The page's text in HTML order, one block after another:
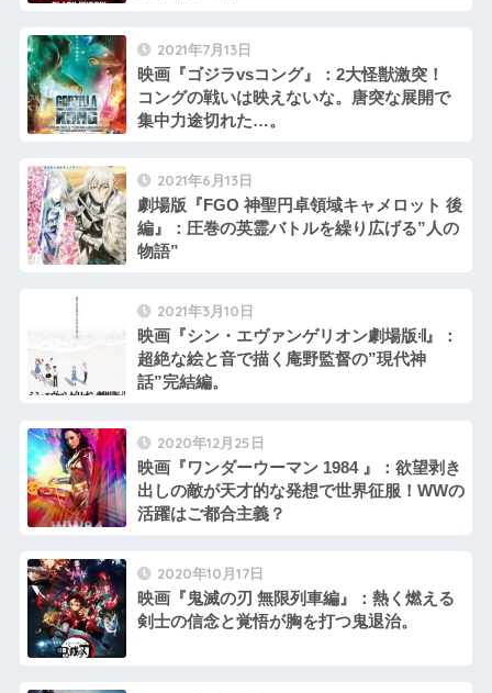
2021年7月13日
映画『ゴジラvsコング』：2大怪獣激突！
コングの戦いは映えないな。唐突な展開で
集中力途切れた…。
2021年6月13日
劇場版『FGO 神聖円卓領域キャメロット 後
編』：圧巻の英霊バトルを繰り広げる”人の
物語”
2021年3月10日
映画『シン・エヴァンゲリオン劇場版𝄇』：
超絶な絵と音で描く庵野監督の”現代神
話”完結編。
2020年12月25日
映画『ワンダーウーマン 1984 』：欲望剥き
出しの敵が天才的な発想で世界征服！WWの
活躍はご都合主義？
2020年10月17日
映画『鬼滅の刃 無限列車編』：熱く燃える
剣士の信念と覚悟が胸を打つ鬼退治。